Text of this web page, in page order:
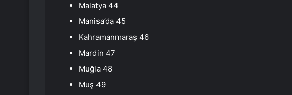
Malatya 44
Manisa’da 45
Kahramanmaraş 46
Mardin 47
Muğla 48
Muş 49